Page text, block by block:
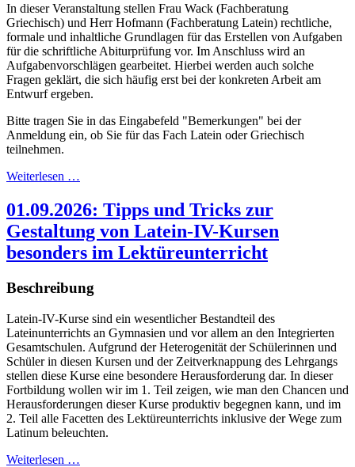
In dieser Veranstaltung stellen Frau Wack (Fachberatung
Griechisch) und Herr Hofmann (Fachberatung Latein) rechtliche,
formale und inhaltliche Grundlagen für das Erstellen von Aufgaben
für die schriftliche Abiturprüfung vor. Im Anschluss wird an
Aufgabenvorschlägen gearbeitet. Hierbei werden auch solche
Fragen geklärt, die sich häufig erst bei der konkreten Arbeit am
Entwurf ergeben.
Bitte tragen Sie in das Eingabefeld "Bemerkungen" bei der
Anmeldung ein, ob Sie für das Fach Latein oder Griechisch
teilnehmen.
Weiterlesen …
01.09.2026: Tipps und Tricks zur
Gestaltung von Latein-IV-Kursen
besonders im Lektüreunterricht
Beschreibung
Latein-IV-Kurse sind ein wesentlicher Bestandteil des
Lateinunterrichts an Gymnasien und vor allem an den Integrierten
Gesamtschulen. Aufgrund der Heterogenität der Schülerinnen und
Schüler in diesen Kursen und der Zeitverknappung des Lehrgangs
stellen diese Kurse eine besondere Herausforderung dar. In dieser
Fortbildung wollen wir im 1. Teil zeigen, wie man den Chancen und
Herausforderungen dieser Kurse produktiv begegnen kann, und im
2. Teil alle Facetten des Lektüreunterrichts inklusive der Wege zum
Latinum beleuchten.
Weiterlesen …